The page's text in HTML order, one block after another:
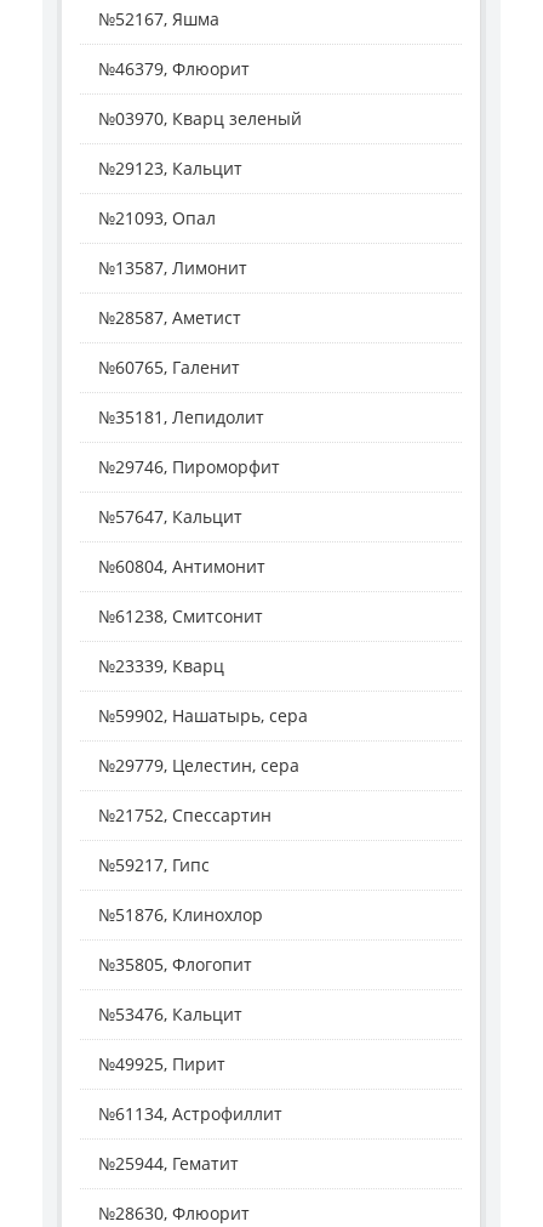
№52167, Яшма
№46379, Флюорит
№03970, Кварц зеленый
№29123, Кальцит
№21093, Опал
№13587, Лимонит
№28587, Аметист
№60765, Галенит
№35181, Лепидолит
№29746, Пироморфит
№57647, Кальцит
№60804, Антимонит
№61238, Смитсонит
№23339, Кварц
№59902, Нашатырь, сера
№29779, Целестин, сера
№21752, Спессартин
№59217, Гипс
№51876, Клинохлор
№35805, Флогопит
№53476, Кальцит
№49925, Пирит
№61134, Астрофиллит
№25944, Гематит
№28630, Флюорит